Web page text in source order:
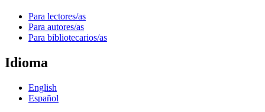
Para lectores/as
Para autores/as
Para bibliotecarios/as
Idioma
English
Español